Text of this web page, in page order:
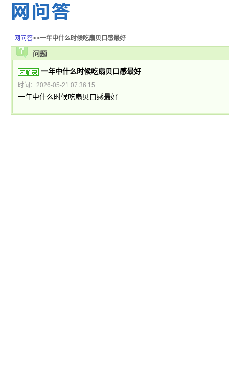
网问答>>一年中什么时候吃扇贝口感最好
问题
一年中什么时候吃扇贝口感最好
时间：2026-05-21 07:36:15
一年中什么时候吃扇贝口感最好